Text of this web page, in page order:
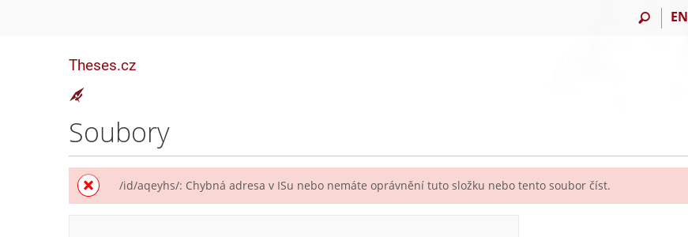
EN
Theses.cz
Soubory
/id/aqeyhs/: Chybná adresa v ISu nebo nemáte oprávnění tuto složku nebo tento soubor číst.